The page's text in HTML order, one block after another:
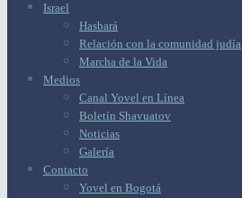
Israel
Hasbará
Relación con la comunidad judía
Marcha de la Vida
Medios
Canal Yovel en Línea
Boletín Shavuatov
Noticias
Galería
Contacto
Yovel en Bogotá